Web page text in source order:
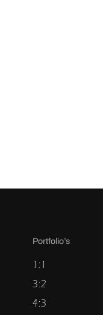
Portfolio’s
1:1
3:2
4:3